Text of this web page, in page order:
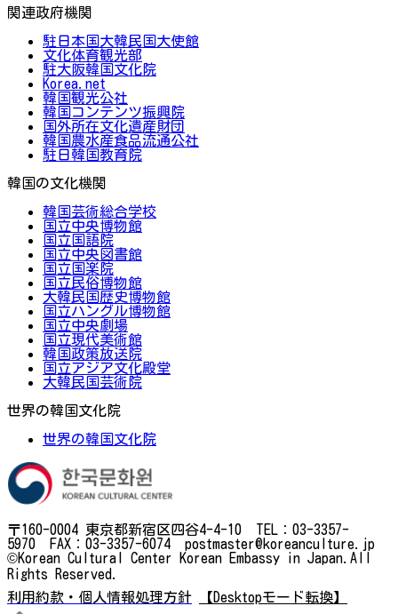
関連政府機関
駐日本国大韓民国大使館
文化体育観光部
駐大阪韓国文化院
Korea.net
韓国観光公社
韓国コンテンツ振興院
国外所在文化遺産財団
韓国農水産食品流通公社
駐日韓国教育院
韓国の文化機関
韓国芸術総合学校
国立中央博物館
国立国語院
国立中央図書館
国立国楽院
国立民俗博物館
大韓民国歴史博物館
国立ハングル博物館
国立中央劇場
国立現代美術館
韓国政策放送院
国立アジア文化殿堂
大韓民国芸術院
世界の韓国文化院
世界の韓国文化院
〒160-0004 東京都新宿区四谷4-4-10 TEL：03-3357-
5970 FAX：03-3357-6074 postmaster@koreanculture.jp
©Korean Cultural Center Korean Embassy in Japan.All
Rights Reserved.
利用約款・個人情報処理方針
【Desktopモード転換】